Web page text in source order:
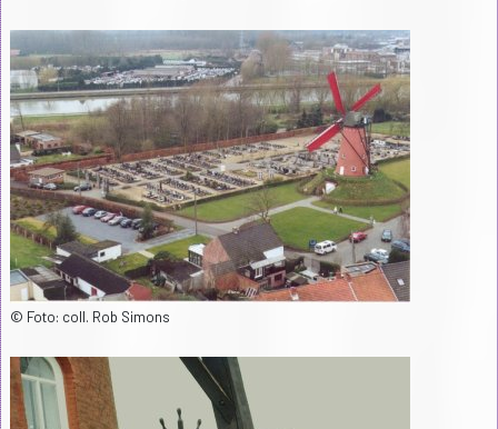
© Foto: coll. Rob Simons